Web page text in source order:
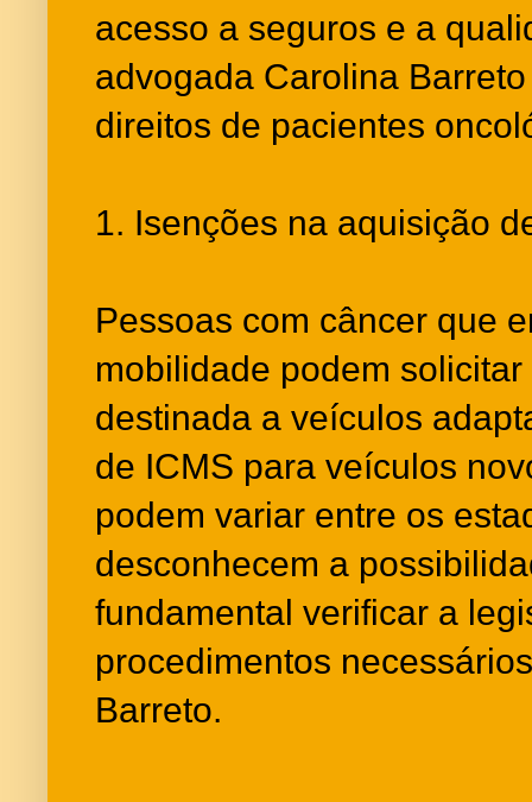
acesso a seguros e a
advogada Carolina
direitos de pacientes
1. Isenções na aquisição
Pessoas com câncer que
mobilidade podem
destinada a veículos
de ICMS para veículos
podem variar entre os
desconhecem a
fundamental verificar a
procedimentos
Barreto.